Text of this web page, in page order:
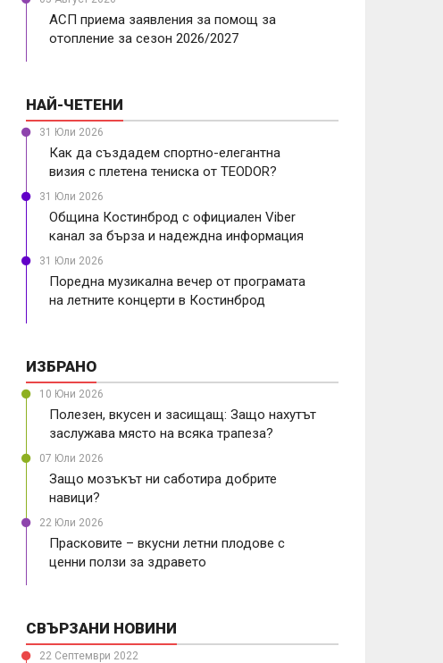
АСП приема заявления за помощ за
отопление за сезон 2026/2027
НАЙ-ЧЕТЕНИ
31 Юли 2026
Как да създадем спортно-елегантна
визия с плетена тениска от TEODOR?
31 Юли 2026
Община Костинброд с официален Viber
канал за бърза и надеждна информация
31 Юли 2026
Поредна музикална вечер от програмата
на летните концерти в Костинброд
ИЗБРАНО
10 Юни 2026
Полезен, вкусен и засищащ: Защо нахутът
заслужава място на всяка трапеза?
07 Юли 2026
Защо мозъкът ни саботира добрите
навици?
22 Юли 2026
Прасковите – вкусни летни плодове с
ценни ползи за здравето
СВЪРЗАНИ НОВИНИ
22 Септември 2022